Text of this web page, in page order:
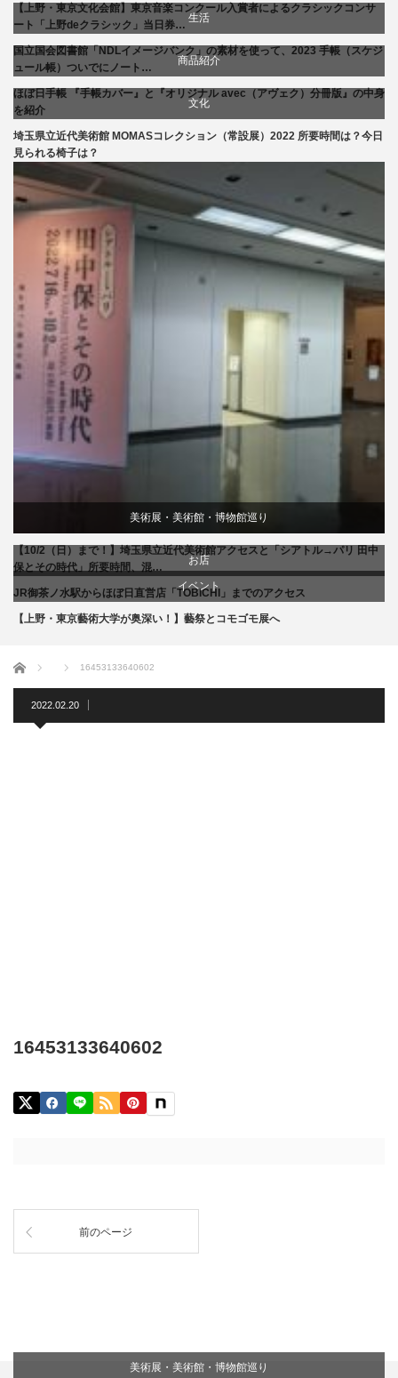
文化
音楽会・コンサート
【上野・東京文化会館】東京音楽コンクール入賞者によるクラシックコンサ
ート「上野deクラシック」当日券…
生活
国立国会図書館「NDLイメージバンク」の素材を使って、2023 手帳（スケジ
ュール帳）ついでにノート…
商品紹介
生活
ほぼ日手帳 『手帳カバー』と『オリジナル avec（アヴェク）分冊版』の中身
を紹介
文化
美術展・美術館・博物館巡り
埼玉県立近代美術館 MOMASコレクション（常設展）2022 所要時間は？今日
見られる椅子は？
美術展・美術館・博物館巡り
【10/2（日）まで！】埼玉県立近代美術館アクセスと「シアトル→パリ 田中
保とその時代」所要時間、混…
お店
JR御茶ノ水駅からほぼ日直営店「TOBICHI」までのアクセス
イベント
お店
【上野・東京藝術大学が奥深い！】藝祭とコモゴモ展へ
ホーム 16453133640602
2022.02.20
16453133640602
前のページ
美術展・美術館・博物館巡り